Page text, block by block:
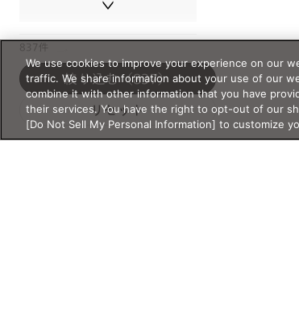
サイズ・重さは必ず半角数字で入
力してください。
レンズ幅
mm 〜 mm
ブリッジ幅
新作 クラシック
クリアレンズ
サングラス
サウナ
スクリーン
スポーツ・ア
837件
リセット
絞り込む（837）
We use cookies to improve your experience on our
traffic. We share information about your use of our
combine it with other information that you have
their services. You have the right to opt-out of our
[Do Not Sell My Personal Information] to customize